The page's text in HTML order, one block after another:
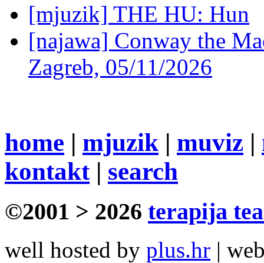
[mjuzik] THE HU: Hun
[najawa] Conway the
Zagreb, 05/11/2026
home | mjuzik | muviz |
kontakt| search
©2001 > 2026 terapija
well hosted by plus.hr |